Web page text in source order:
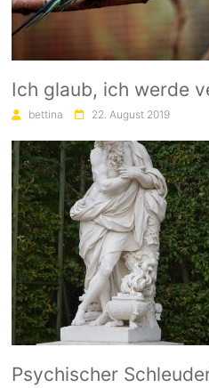
Ich glaub, ich werde
bettina 22. August 2019
Psychischer